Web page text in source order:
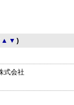
▲ ▼)
式会社